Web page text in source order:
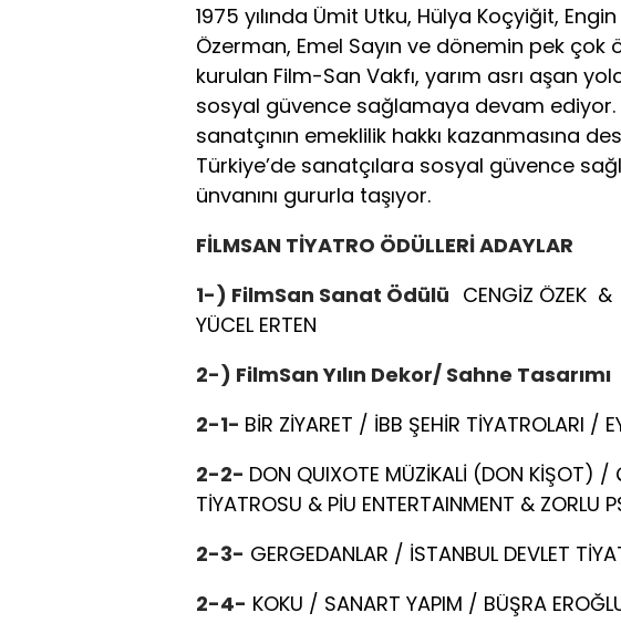
1975 yılında Ümit Utku, Hülya Koçyiğit,
Özerman, Emel Sayın ve dönemin pek çok
kurulan Film-San Vakfı, yarım asrı aşan
sosyal güvence sağlamaya devam ediyor.
sanatçının emeklilik hakkı kazanmasına
Türkiye’de sanatçılara sosyal güvence
ünvanını gururla taşıyor.
FİLMSAN TİYATRO ÖDÜLLERİ ADAYLAR
1-) FilmSan Sanat Ödülü CENGİZ ÖZEK
YÜCEL ERTEN
2-) FilmSan Yılın Dekor/ Sahne Tasarımı
2-1- BİR ZİYARET / İBB ŞEHİR TİYATROLARI /
2-2- DON QUIXOTE MÜZİKALİ (DON KİŞOT) /
TİYATROSU & PİU ENTERTAINMENT & ZORLU
2-3- GERGEDANLAR / İSTANBUL DEVLET
2-4- KOKU / SANART YAPIM / BÜŞRA